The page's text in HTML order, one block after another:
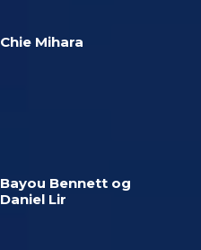
Chie Mihara
Bayou Bennett og
Daniel Lir